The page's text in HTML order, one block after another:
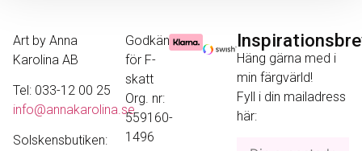
Art by Anna
Karolina AB
Tel: 033-12 00 25
info@annakarolina.se
Solskensbutiken:
Godkänd
för F-
skatt
Org. nr:
559160-
1496
Häng gärna med i
min färgvärld!
Fyll i din mailadress
här: